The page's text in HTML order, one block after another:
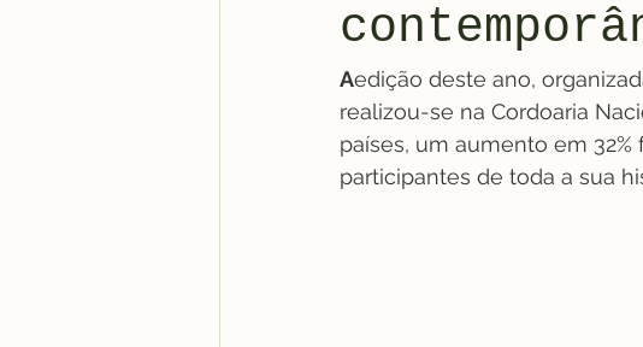
Aedição deste ano,
realizou-se na Cordoaria
países, um aumento em
participantes de toda a sua